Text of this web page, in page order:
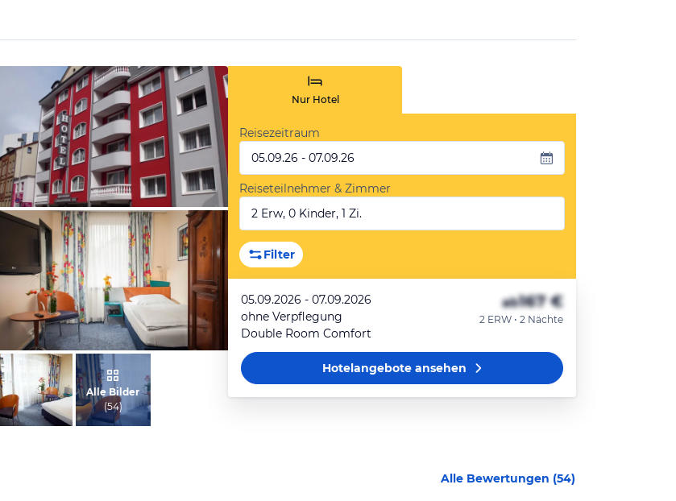
von Martin, Juni 2016
vom Hotelier, Februar 2016
Alle Bilder
(54)
Nur Hotel
Reisezeitraum
05.09.26 - 07.09.26
Reiseteilnehmer & Zimmer
2 Erw, 0 Kinder, 1 Zi.
Filter
05.09.2026 - 07.09.2026
ohne Verpflegung
Double Room Comfort
ab167 €
2 ERW • 2 Nächte
Hotelangeboteansehen
Alle Bewertungen (54)